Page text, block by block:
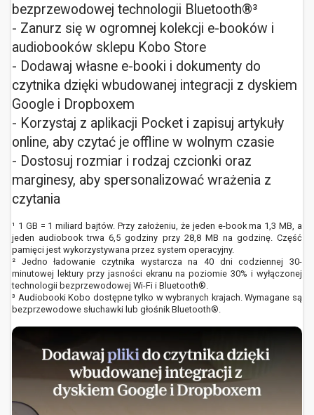
bezprzewodowej technologii Bluetooth®³
- Zanurz się w ogromnej kolekcji e-booków i
audiobooków sklepu Kobo Store
- Dodawaj własne e-booki i dokumenty do
czytnika dzięki wbudowanej integracji z dyskiem
Google i Dropboxem
- Korzystaj z aplikacji Pocket i zapisuj artykuły
online, aby czytać je offline w wolnym czasie
- Dostosuj rozmiar i rodzaj czcionki oraz
marginesy, aby spersonalizować wrażenia z
czytania
¹ 1 GB = 1 miliard bajtów. Przy założeniu, że jeden e-book ma 1,3 MB, a
jeden audiobook trwa 6,5 godziny przy 28,8 MB na godzinę. Część
pamięci jest wykorzystywana przez system operacyjny.
² Jedno ładowanie czytnika wystarcza na 40 dni codziennej 30-
minutowej lektury przy jasności ekranu na poziomie 30% i wyłączonej
technologii bezprzewodowej Wi-Fi i Bluetooth®.
³ Audiobooki Kobo dostępne tylko w wybranych krajach. Wymagane są
bezprzewodowe słuchawki lub głośnik Bluetooth®.